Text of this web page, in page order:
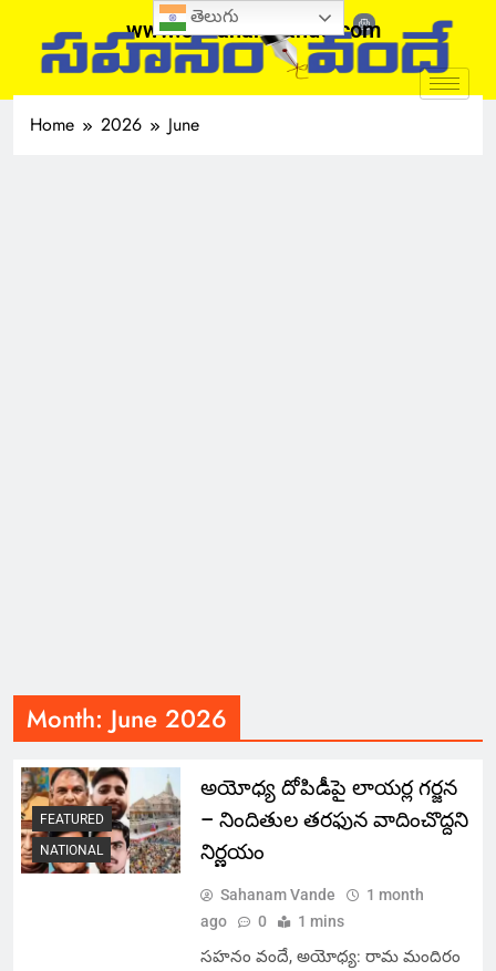
www.sahanamvande.com
Home 2026 June
Month: June 2026
FEATURED
NATIONAL
అయోధ్య దోపిడీపై లాయర్ల గర్జన
– నిందితుల తరఫున వాదించొద్దని
నిర్ణయం
Sahanam Vande
1 month
ago
0 1 mins
సహనం వందే, అయోధ్య: రామ మందిరం
తెలుగు